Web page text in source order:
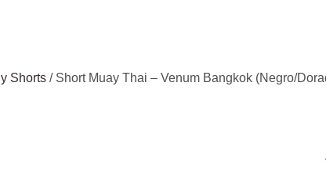
Shorts / Short Muay Thai – Venum Bangkok (Negro/